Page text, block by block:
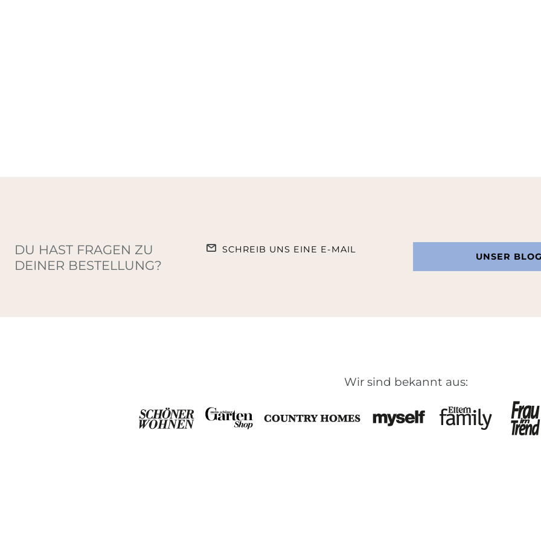
DU HAST FRAGEN ZU
DEINER BESTELLUNG?
SCHREIB UNS EINE E-MAIL
UNSER BLOG
Wir sind bekannt aus: